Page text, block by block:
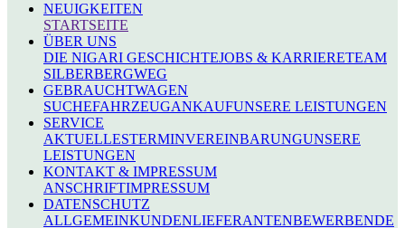
NEUIGKEITEN
STARTSEITE
ÜBER UNS
DIE NIGARI GESCHICHTEJOBS & KARRIERETEAM
SILBERBERGWEG
GEBRAUCHTWAGEN
SUCHEFAHRZEUGANKAUFUNSERE LEISTUNGEN
SERVICE
AKTUELLESTERMINVEREINBARUNGUNSERE
LEISTUNGEN
KONTAKT & IMPRESSUM
ANSCHRIFTIMPRESSUM
DATENSCHUTZ
ALLGEMEINKUNDENLIEFERANTENBEWERBENDE